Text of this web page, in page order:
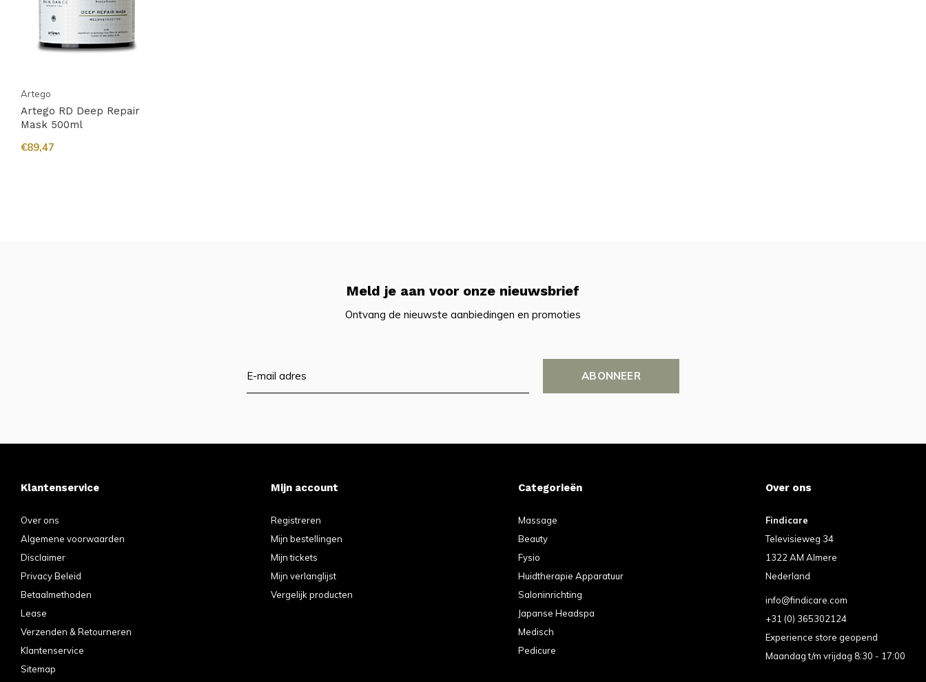
Artego
Artego RD Deep Repair
Mask 500ml
€89,47
Meld je aan voor onze nieuwsbrief
Ontvang de nieuwste aanbiedingen en promoties
ABONNEER
Klantenservice
Over ons
Algemene voorwaarden
Disclaimer
Privacy Beleid
Betaalmethoden
Lease
Verzenden & Retourneren
Klantenservice
Sitemap
Mijn account
Registreren
Mijn bestellingen
Mijn tickets
Mijn verlanglijst
Vergelijk producten
Categorieën
Massage
Beauty
Fysio
Huidtherapie Apparatuur
Saloninrichting
Japanse Headspa
Medisch
Pedicure
Over ons
Findicare
Televisieweg 34
1322 AM Almere
Nederland
info@findicare.com
+31 (0) 365302124
Experience store geopend
Maandag t/m vrijdag 8:30 - 17:00